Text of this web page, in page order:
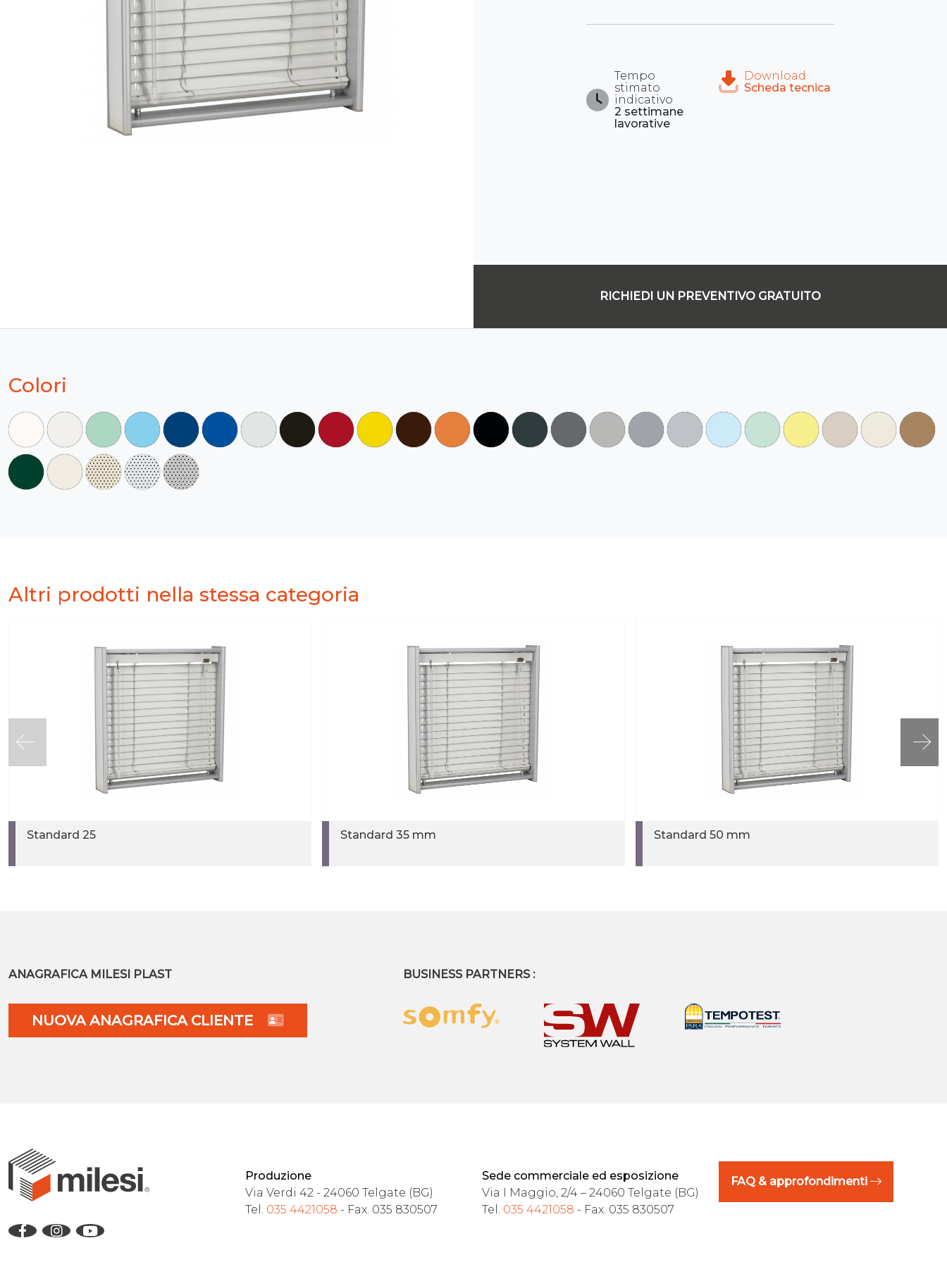
Tempo
stimato
indicativo
2 settimane
lavorative
Download
Scheda tecnica
RICHIEDI UN PREVENTIVO GRATUITO
Colori
Altri prodotti nella stessa categoria
Standard 25 Standard 35 mm Standard 50 mm
ANAGRAFICA MILESI PLAST
NUOVA ANAGRAFICA CLIENTE
BUSINESS PARTNERS :
Produzione
Via Verdi 42 - 24060 Telgate (BG)
Tel. 035 4421058 - Fax. 035 830507
Sede commerciale ed esposizione
Via I Maggio, 2/4 – 24060 Telgate (BG)
Tel. 035 4421058 - Fax. 035 830507
FAQ & approfondimenti